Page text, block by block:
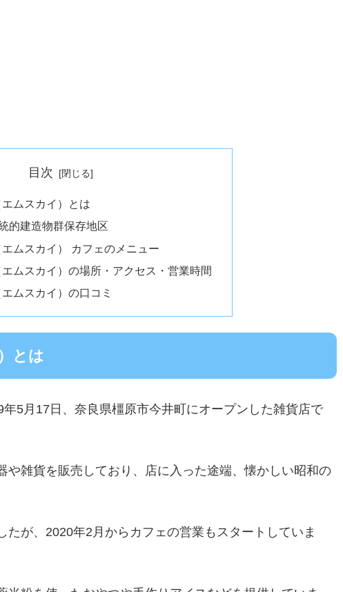
目次
ムスカイ）とは
的建造物群保存地区
ムスカイ） カフェのメニュー
ムスカイ）の場所・アクセス・営業時間
ムスカイ）の口コミ
とは
5月17日、奈良県橿原市今井町にオープンした雑貨店で
や雑貨を販売しており、店に入った途端、懐かしい昭和の
たが、2020年2月からカフェの営業もスタートしていま